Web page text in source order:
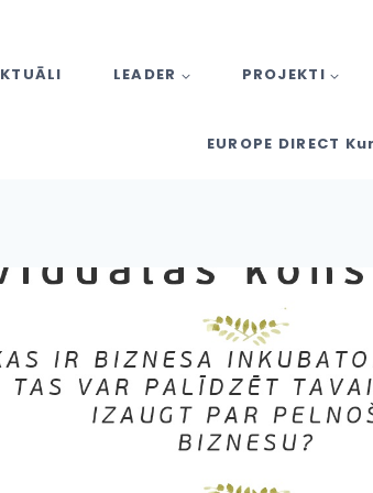
LEADER PROJEKTI
EUROPE DIRECT